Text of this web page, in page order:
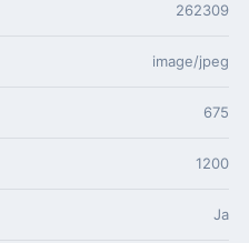
262309
image/jpeg
675
1200
Ja